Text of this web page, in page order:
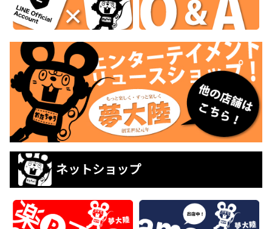
ネットショップ